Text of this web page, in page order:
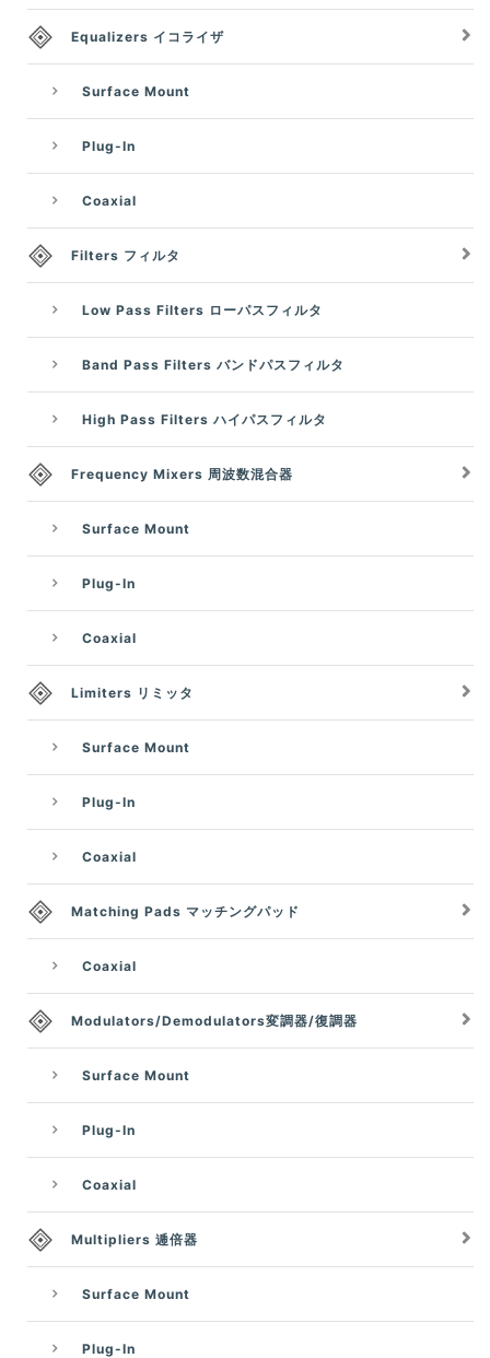
Equalizers イコライザ
Surface Mount
Plug-In
Coaxial
Filters フィルタ
Low Pass Filters ローパスフィルタ
Band Pass Filters バンドパスフィルタ
High Pass Filters ハイパスフィルタ
Frequency Mixers 周波数混合器
Surface Mount
Plug-In
Coaxial
Limiters リミッタ
Surface Mount
Plug-In
Coaxial
Matching Pads マッチングパッド
Coaxial
Modulators/Demodulators変調器/復調器
Surface Mount
Plug-In
Coaxial
Multipliers 逓倍器
Surface Mount
Plug-In